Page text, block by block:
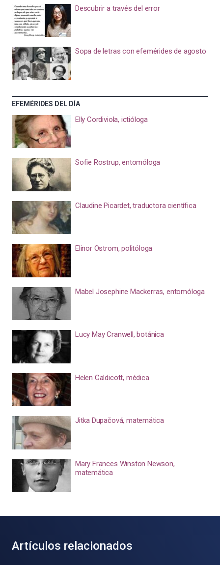
Descubrir a través del error
Sopa de letras con efemérides de agosto
EFEMÉRIDES DEL DÍA
Elly Cordiviola, ictióloga
Sofie Rostrup, entomóloga
Claudine Picardet, traductora científica
Elinor Ostrom, politóloga
Mabel Josephine Mackerras, entomóloga
Lucy May Cranwell, botánica
Helen Caldicott, médica
Jitka Dupačová, matemática
Mary Frances Winston Newson,
matemática
Artículos relacionados